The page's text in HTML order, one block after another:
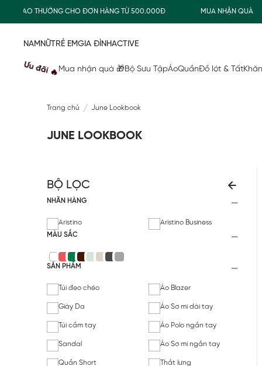
THƯỜNG CHO ĐƠN HÀNG TỪ 500.000Đ MUA NHẬN QUÀ
NAMNỮTRẺ EMGIA ĐÌNHACTIVE
Ưu đãi 🔥 Mua nhận quà 🎁Bộ Sưu TậpÁoQuầnĐồ lót & Tất
Trang chủ June Lookbook
JUNE LOOKBOOK
BỘ LỌC
NHÃN HÀNG
Aristino
Aristino Business
MÀU SẮC
SẢN PHẨM
Túi đeo chéo Áo Blazer
Giày Da Áo Sơ mi dài tay
Túi cầm tay Áo Polo ngắn tay
Sandal Áo Sơ mi ngắn tay
Quần Short Thắt lưng